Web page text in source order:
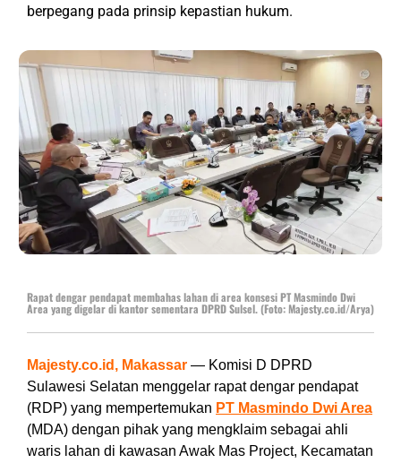
berpegang pada prinsip kepastian hukum.
Rapat dengar pendapat membahas lahan di area konsesi PT Masmindo Dwi
Area yang digelar di kantor sementara DPRD Sulsel. (Foto: Majesty.co.id/Arya)
Majesty.co.id, Makassar — Komisi D DPRD
Sulawesi Selatan menggelar rapat dengar pendapat
(RDP) yang mempertemukan PT Masmindo Dwi Area
(MDA) dengan pihak yang mengklaim sebagai ahli
waris lahan di kawasan Awak Mas Project, Kecamatan